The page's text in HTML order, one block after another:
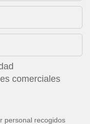
comerciales
personal recogidos